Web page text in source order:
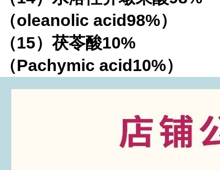
（oleanolic acid98%）
（15）茯苓酸10%
（Pachymic acid10%）